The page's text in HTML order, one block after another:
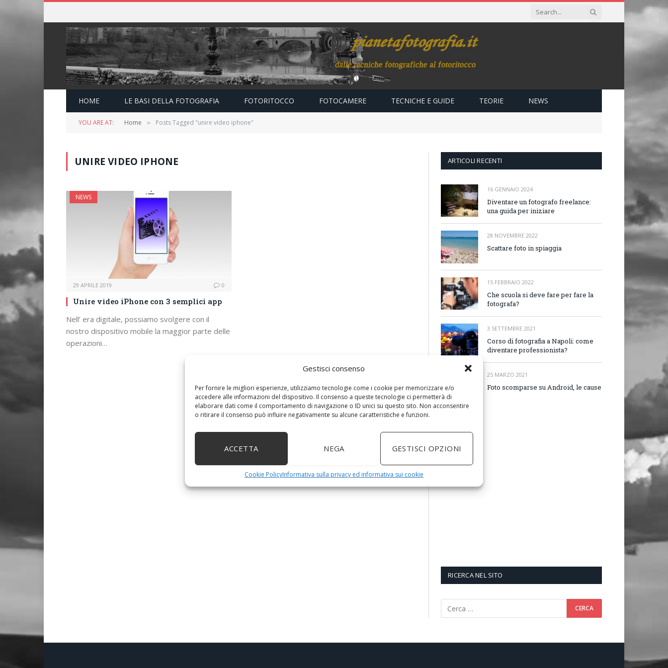
Gestisci consenso
Per fornire le migliori esperienze, utilizziamo tecnologie come i cookie per memorizzare e/o
accedere alle informazioni del dispositivo. Il consenso a queste tecnologie ci permetterà di
elaborare dati come il comportamento di navigazione o ID unici su questo sito. Non acconsentire
o ritirare il consenso può influire negativamente su alcune caratteristiche e funzioni.
ACCETTA NEGA GESTISCI OPZIONI
Cookie PolicyInformativa sulla privacy ed informativa sui cookie
HOME LE BASI DELLA FOTOGRAFIA FOTORITOCCO FOTOCAMERE TECNICHE E GUIDE TEORIE NEWS
YOU ARE AT: Home » Posts Tagged "unire video iphone"
UNIRE VIDEO IPHONE
NEWS
29 APRILE 2019 0
Unire video iPhone con 3 semplici app
Nell’ era digitale, possiamo svolgere con il
nostro dispositivo mobile la maggior parte delle
operazioni…
ARTICOLI RECENTI
16 GENNAIO 2024
Diventare un fotografo freelance:
una guida per iniziare
28 NOVEMBRE 2022
Scattare foto in spiaggia
15 FEBBRAIO 2022
Che scuola si deve fare per fare la
fotografa?
3 SETTEMBRE 2021
Corso di fotografia a Napoli: come
diventare professionista?
25 MARZO 2021
Foto scomparse su Android, le cause
RICERCA NEL SITO